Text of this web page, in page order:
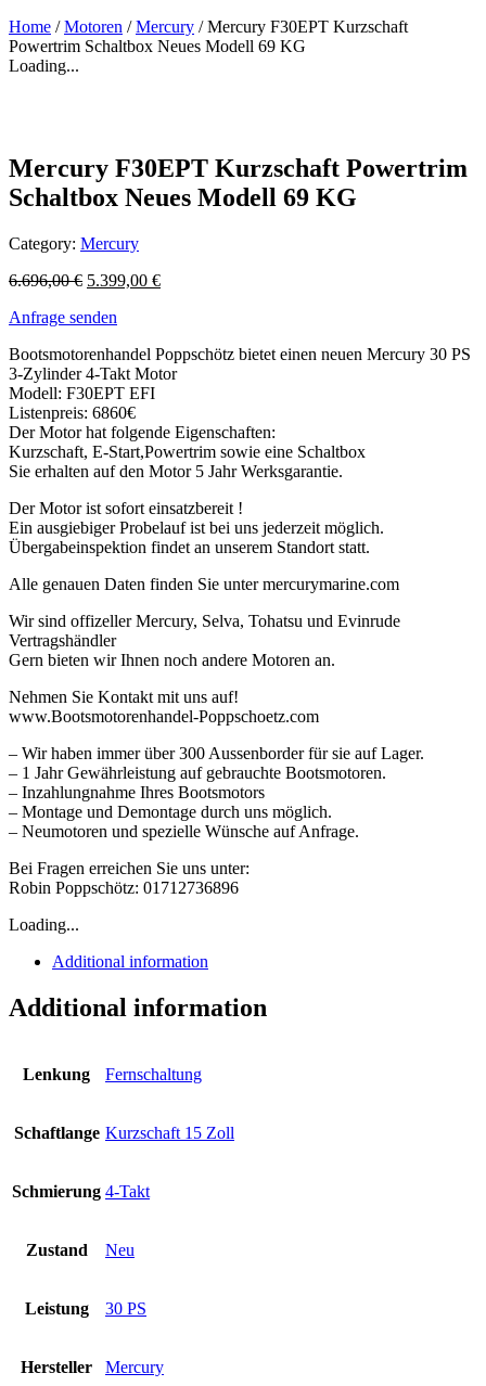
Home /Motoren /Mercury / Mercury F30EPT Kurzschaft
Powertrim Schaltbox Neues Modell 69 KG
Loading...
Mercury F30EPT Kurzschaft Powertrim
Schaltbox Neues Modell 69 KG
Category: Mercury
6.696,00€ 5.399,00 €
Anfrage senden
Bootsmotorenhandel Poppschötz bietet einen neuen Mercury 30 PS
3-Zylinder 4-Takt Motor
Modell: F30EPT EFI
Listenpreis: 6860€
Der Motor hat folgende Eigenschaften:
Kurzschaft, E-Start,Powertrim sowie eine Schaltbox
Sie erhalten auf den Motor 5 Jahr Werksgarantie.
Der Motor ist sofort einsatzbereit !
Ein ausgiebiger Probelauf ist bei uns jederzeit möglich.
Übergabeinspektion findet an unserem Standort statt.
Alle genauen Daten finden Sie unter mercurymarine.com
Wir sind offizeller Mercury, Selva, Tohatsu und Evinrude
Vertragshändler
Gern bieten wir Ihnen noch andere Motoren an.
Nehmen Sie Kontakt mit uns auf!
www.Bootsmotorenhandel-Poppschoetz.com
– Wir haben immer über 300 Aussenborder für sie auf Lager.
– 1 Jahr Gewährleistung auf gebrauchte Bootsmotoren.
– Inzahlungnahme Ihres Bootsmotors
– Montage und Demontage durch uns möglich.
– Neumotoren und spezielle Wünsche auf Anfrage.
Bei Fragen erreichen Sie uns unter:
Robin Poppschötz: 01712736896
Loading...
Additional information
Additional information
Lenkung Fernschaltung
Schaftlange Kurzschaft 15 Zoll
Schmierung 4-Takt
Zustand Neu
Leistung 30 PS
Hersteller Mercury